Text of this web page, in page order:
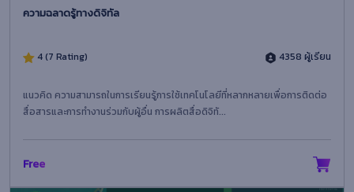
ความฉลาดรู้ทางดิจิทัล
4 (7 Rating) 4358 ผู้เรียน
แนวคิด ความสามารถในการเรียนรู้การใช้เทคโนโลยีที่หลากหลายเพื่อการติดต่อ
สื่อสารและการทำงานร่วมกับผู้อื่น การผลิตสื่อดิจิทั...
Free